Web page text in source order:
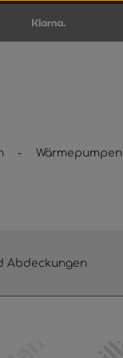
Wärmepumpen
Abdeckungen